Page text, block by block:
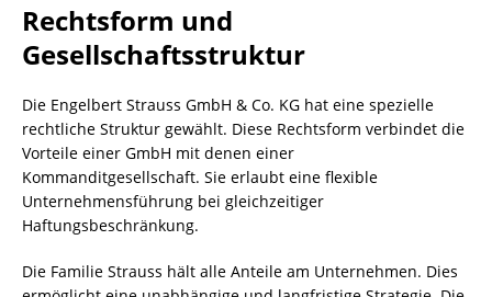
Rechtsform und
Gesellschaftsstruktur
Die Engelbert Strauss GmbH & Co. KG hat eine spezielle
rechtliche Struktur gewählt. Diese Rechtsform verbindet die
Vorteile einer GmbH mit denen einer
Kommanditgesellschaft. Sie erlaubt eine flexible
Unternehmensführung bei gleichzeitiger
Haftungsbeschränkung.
Die Familie Strauss hält alle Anteile am Unternehmen. Dies